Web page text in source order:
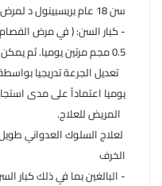
سن 18 عام بريسبينول د لمرض الهوس
- كبار السن: ( في مرض
0.5 مجم مرتين يوميا. ثم يمكن
يوميا اعتماداً على مدى
المريض للعلاج.
لعلاج السلوك العدواني
الخرف